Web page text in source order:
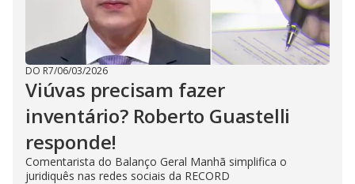
DO R7/06/03/2026
Viúvas precisam fazer
inventário? Roberto Guastelli
responde!
Comentarista do Balanço Geral Manhã simplifica o
juridiquês nas redes sociais da RECORD